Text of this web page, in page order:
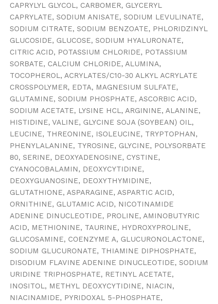
CAPRYLYL GLYCOL, CARBOMER, GLYCERYL
CAPRYLATE, SODIUM ANISATE, SODIUM LEVULINATE,
SODIUM CITRATE, SODIUM BENZOATE, PHLORIDZINYL
GLUCOSIDE, GLUCOSE, SODIUM HYALURONATE,
CITRIC ACID, POTASSIUM CHLORIDE, POTASSIUM
SORBATE, CALCIUM CHLORIDE, ALUMINA,
TOCOPHEROL, ACRYLATES/C10-30 ALKYL ACRYLATE
CROSSPOLYMER, EDTA, MAGNESIUM SULFATE,
GLUTAMINE, SODIUM PHOSPHATE, ASCORBIC ACID,
SODIUM ACETATE, LYSINE HCL, ARGININE, ALANINE,
HISTIDINE, VALINE, GLYCINE SOJA (SOYBEAN) OIL,
LEUCINE, THREONINE, ISOLEUCINE, TRYPTOPHAN,
PHENYLALANINE, TYROSINE, GLYCINE, POLYSORBATE
80, SERINE, DEOXYADENOSINE, CYSTINE,
CYANOCOBALAMIN, DEOXYCYTIDINE,
DEOXYGUANOSINE, DEOXYTHYMIDINE,
GLUTATHIONE, ASPARAGINE, ASPARTIC ACID,
ORNITHINE, GLUTAMIC ACID, NICOTINAMIDE
ADENINE DINUCLEOTIDE, PROLINE, AMINOBUTYRIC
ACID, METHIONINE, TAURINE, HYDROXYPROLINE,
GLUCOSAMINE, COENZYME A, GLUCURONOLACTONE,
SODIUM GLUCURONATE, THIAMINE DIPHOSPHATE,
DISODIUM FLAVINE ADENINE DINUCLEOTIDE, SODIUM
URIDINE TRIPHOSPHATE, RETINYL ACETATE,
INOSITOL, METHYL DEOXYCYTIDINE, NIACIN,
NIACINAMIDE, PYRIDOXAL 5-PHOSPHATE,